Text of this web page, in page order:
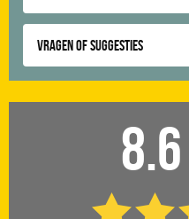
Vragen of suggesties
8.6